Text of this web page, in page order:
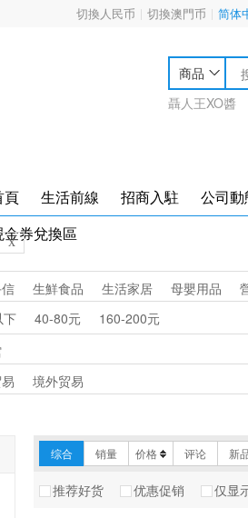
切換人民币 切換澳門币 简体
商品
聶人王XO醬
頁 生活前線 招商入駐
公司動
金券兌換區
x
生鮮食品 生活家居 母嬰用品
下 40-80元
160-200元
境外贸易
综合 销量 价格 评论 新
推荐好货 优惠促销 仅显